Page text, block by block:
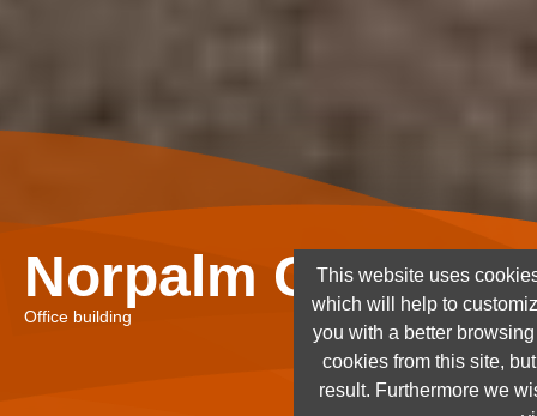
Norpalm Ghana
Office building
This website uses
which will help to
you with a better
cookies from this site,
result. Furthermore we